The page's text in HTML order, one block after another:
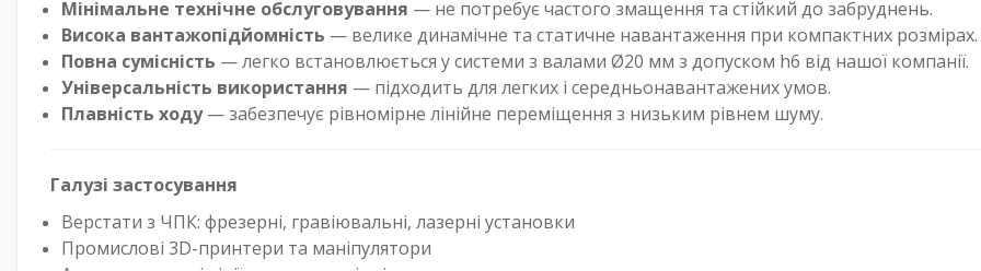
Мінімальне технічне обслуговування — не потребує частого змащення та стійкий до забруднень.
Висока вантажопідйомність — велике динамічне та статичне навантаження при компактних розмірах.
Повна сумісність — легко встановлюється у системи з валами Ø20 мм з допуском h6 від нашої компанії.
Універсальність використання — підходить для легких і середньонавантажених умов.
Плавність ходу— забезпечує рівномірне лінійне переміщення з низьким рівнем шуму.
Галузі застосування
Верстати з ЧПК: фрезерні, гравіювальні, лазерні установки
Промислові 3D-принтери та маніпулятори